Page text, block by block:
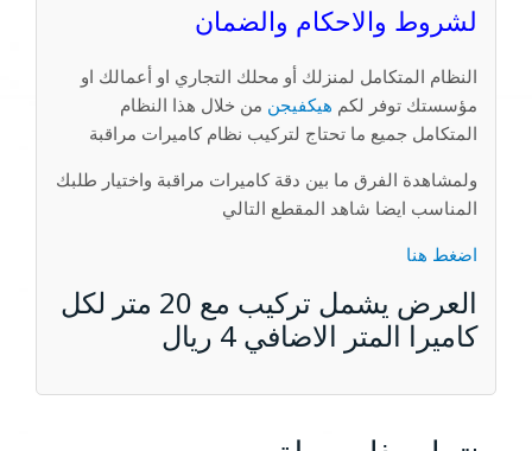
لشروط والاحكام والضمان
النظام المتكامل لمنزلك أو محلك التجاري او أعمالك او
مؤسستك توفر لكم هيكفيجن من خلال هذا النظام
المتكامل جميع ما تحتاج لتركيب نظام كاميرات مراقبة
ولمشاهدة الفرق ما بين دقة كاميرات مراقبة واختيار طلبك
المناسب ايضا شاهد المقطع التالي
اضغط هنا
العرض يشمل تركيب مع 20 متر لكل
كاميرا المتر الاضافي 4 ريال